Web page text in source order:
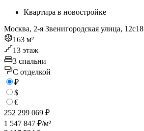
Квартира в новостройке
Москва, 2-я Звенигородская улица, 12с18
163 м²
13 этаж
3 спальни
C отделкой
₽
$
€
252 299 069 ₽
1 547 847 ₽/м²